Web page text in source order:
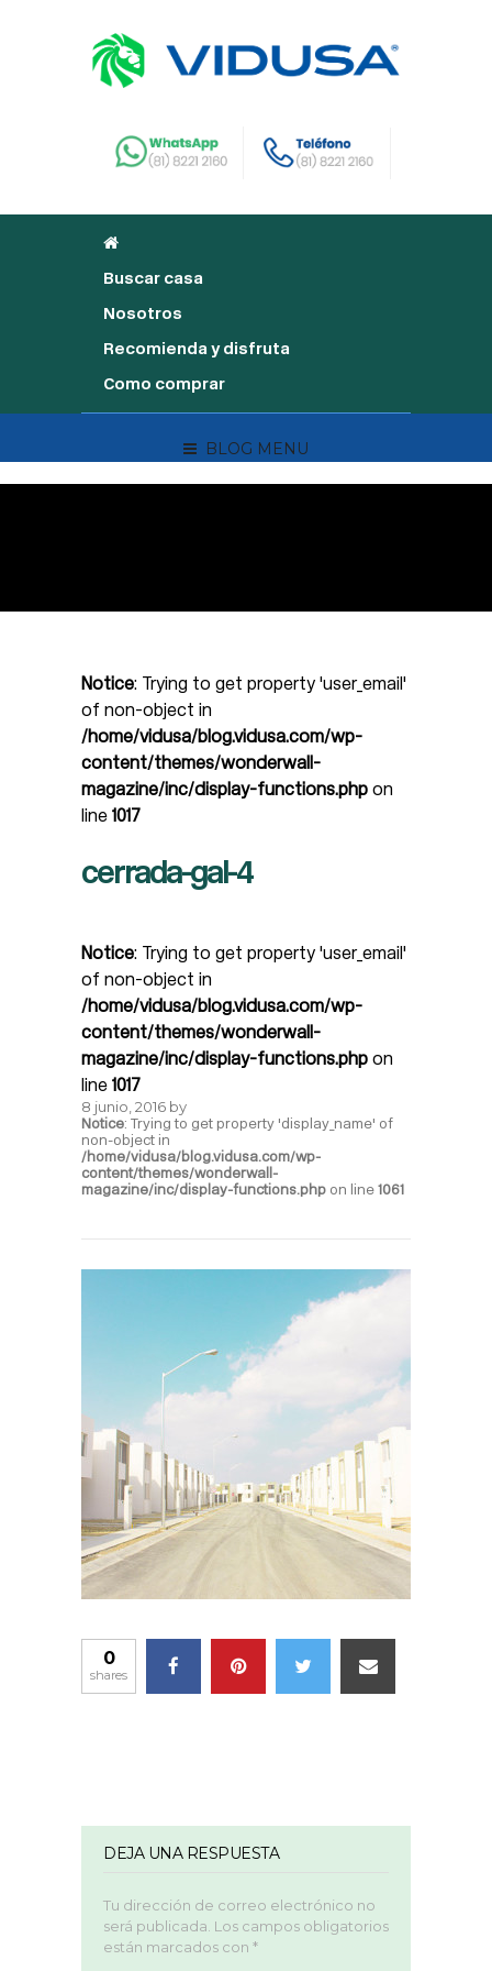
Buscar casa
Nosotros
Recomienda y disfruta
Como comprar
BLOG MENU
Notice: Trying to get property 'user_email'
of non-object in
/home/vidusa/blog.vidusa.com/wp-
content/themes/wonderwall-
magazine/inc/display-functions.php on
line 1017
cerrada-gal-4
Notice: Trying to get property 'user_email'
of non-object in
/home/vidusa/blog.vidusa.com/wp-
content/themes/wonderwall-
magazine/inc/display-functions.php on
line 1017
8 junio, 2016 by
Notice: Trying to get property 'display_name' of
non-object in
/home/vidusa/blog.vidusa.com/wp-
content/themes/wonderwall-
magazine/inc/display-functions.php on line 1061
0
shares
DEJA UNA RESPUESTA
Tu dirección de correo electrónico no
será publicada. Los campos obligatorios
están marcados con *